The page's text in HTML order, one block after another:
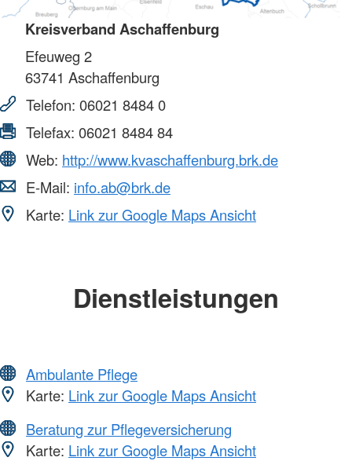
Kreisverband Aschaffenburg
Efeuweg 2
63741 Aschaffenburg
Telefon: 06021 8484 0
Telefax: 06021 8484 84
Web: http://www.kvaschaffenburg.brk.de
E-Mail: info.ab@brk.de
Karte: Link zur Google Maps Ansicht
Dienstleistungen
Ambulante Pflege
Karte: Link zur Google Maps Ansicht
Beratung zur Pflegeversicherung
Karte: Link zur Google Maps Ansicht